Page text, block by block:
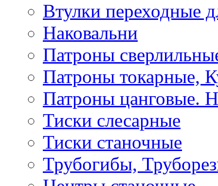
Втулки переходные
Наковальни
Патроны
Патроны токарные,
Патроны цанговые.
Тиски слесарные
Тиски станочные
Трубогибы,